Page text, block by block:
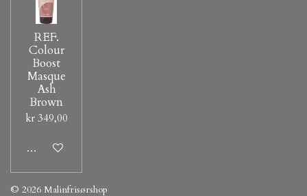
REF.
Colour
Boost
Masque
Ash
Brown
kr 349,00
Legg til handlevogn
© 2026 Malinfrisørshop